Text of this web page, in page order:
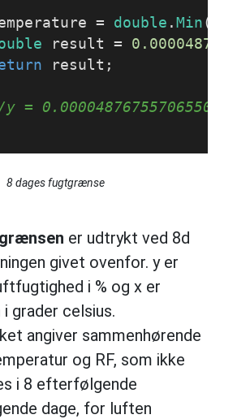
=
double . Min
result =
result;
=
8 dages fugtgrænse
er udtrykt ved 8d
givet ovenfor. y er
i % og x er
grader celsius.
angiver sammenhørende
og RF, som ikke
i 8 efterfølgende
dage, for luften